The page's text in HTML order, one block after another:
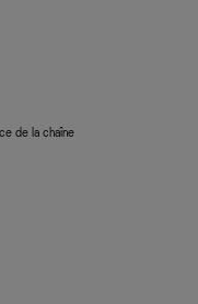
de la chaîne